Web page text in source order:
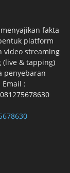
fakta
platform
video streaming
(live & tapping)
penyebaran
: